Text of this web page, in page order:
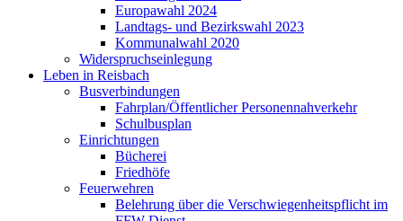
Europawahl 2024
Landtags- und Bezirkswahl 2023
Kommunalwahl 2020
Widerspruchseinlegung
Leben in Reisbach
Busverbindungen
Fahrplan/Öffentlicher Personennahverkehr
Schulbusplan
Einrichtungen
Bücherei
Friedhöfe
Feuerwehren
Belehrung über die Verschwiegenheitspflicht im